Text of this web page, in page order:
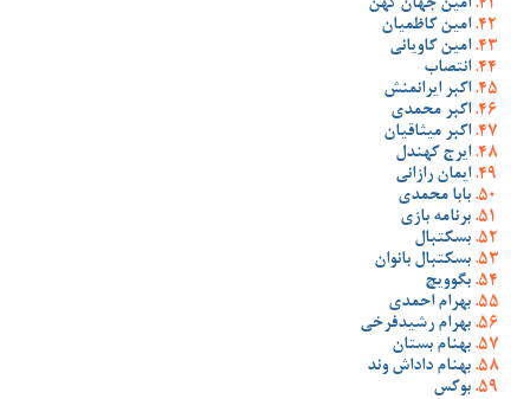
امین جهان کهن
امین کاظمیان
امین کاویانی
انتصاب
اکبر ایرانمنش
اکبر محمدی
اکبر میثاقیان
ایرج کهندل
ایمان رازانی
بابا محمدی
برنامه بازی
بسکتبال
بسکتبال بانوان
بگوویچ
بهرام احمدی
بهرام رشیدفرخی
بهنام بستان
بهنام داداش وند
بوکس